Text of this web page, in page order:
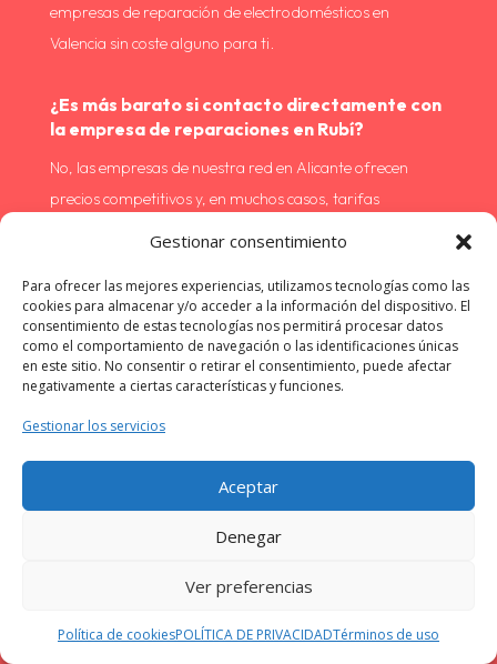
Gestionar consentimiento
Para ofrecer las mejores experiencias, utilizamos tecnologías como las
cookies para almacenar y/o acceder a la información del dispositivo. El
consentimiento de estas tecnologías nos permitirá procesar datos
como el comportamiento de navegación o las identificaciones únicas
en este sitio. No consentir o retirar el consentimiento, puede afectar
negativamente a ciertas características y funciones.
Gestionar los servicios
Aceptar
Denegar
Ver preferencias
Política de cookiesPOLÍTICA DE PRIVACIDADTérminos de uso
empresas de reparación de electrodomésticos en
Valencia sin coste alguno para ti.
¿Es más barato si contacto directamente con
la empresa de reparaciones en Rubí?
No, las empresas de nuestra red en Alicante ofrecen
precios competitivos y, en muchos casos, tarifas
selección de proveedores.
¿Quién responde en caso de problemas con la
reparación de mi electrodoméstico?
Si surge algún problema con la reparación, puedes
servicio como con nuestro equipo de atención al cliente.
Estamos aquí para ayudarte a resolver cualquier
inconveniente y asegurarnos de que recibas el mejor
¿Las reparaciones realizadas en Rubí tienen